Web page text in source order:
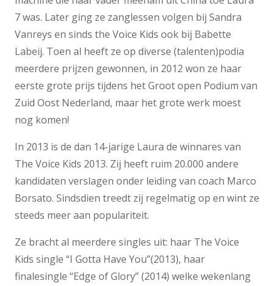
7 was. Later ging ze zanglessen volgen bij Sandra
Vanreys en sinds the Voice Kids ook bij Babette
Labeij. Toen al heeft ze op diverse (talenten)podia
meerdere prijzen gewonnen, in 2012 won ze haar
eerste grote prijs tijdens het Groot open Podium van
Zuid Oost Nederland, maar het grote werk moest
nog komen!
In 2013 is de dan 14-jarige Laura de winnares van
The Voice Kids 2013. Zij heeft ruim 20.000 andere
kandidaten verslagen onder leiding van coach Marco
Borsato. Sindsdien treedt zij regelmatig op en wint ze
steeds meer aan populariteit.
Ze bracht al meerdere singles uit: haar The Voice
Kids single “I Gotta Have You”(2013), haar
finalesingle “Edge of Glory” (2014) welke wekenlang